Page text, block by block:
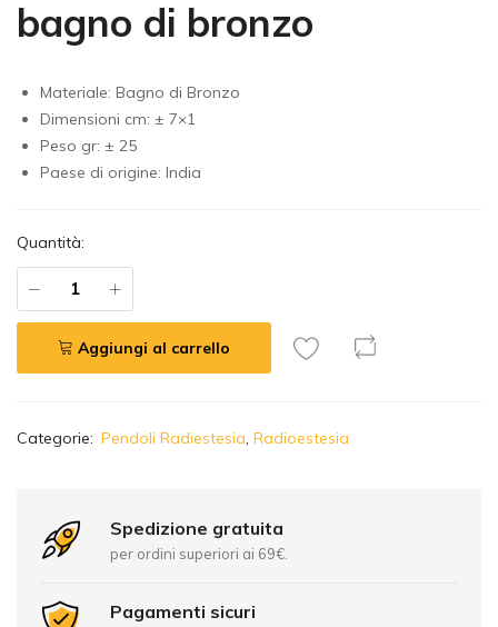
bagno di bronzo
Materiale: Bagno di Bronzo
Dimensioni cm: ± 7×1
Peso gr: ± 25
Paese di origine: India
Quantità:
Aggiungi al carrello
lCategorie: Pendoli Radiestesia, Radioestesia
Spedizione gratuita
per ordini superiori ai 69€.
Pagamenti sicuri